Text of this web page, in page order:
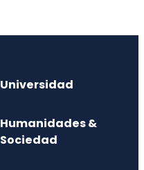
Universidad
Humanidades &
Sociedad